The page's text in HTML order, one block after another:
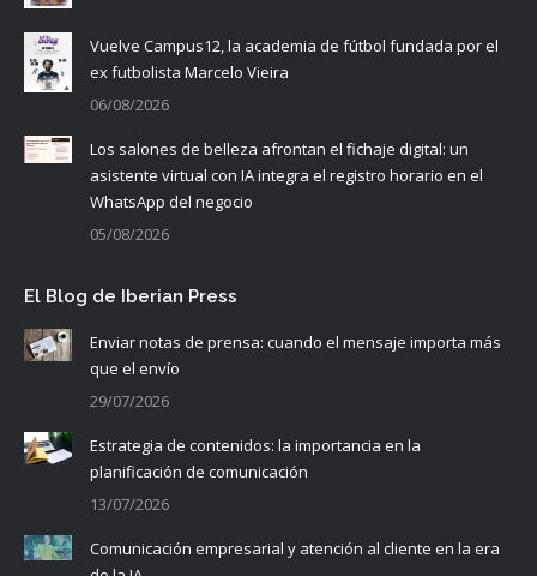
Vuelve Campus12, la academia de fútbol fundada por el
ex futbolista Marcelo Vieira
06/08/2026
Los salones de belleza afrontan el fichaje digital: un
asistente virtual con IA integra el registro horario en el
WhatsApp del negocio
05/08/2026
El Blog de Iberian Press
Enviar notas de prensa: cuando el mensaje importa más
que el envío
29/07/2026
Estrategia de contenidos: la importancia en la
planificación de comunicación
13/07/2026
Comunicación empresarial y atención al cliente en la era